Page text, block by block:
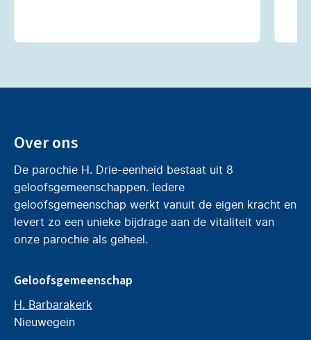
Over ons
De parochie H. Drie-eenheid bestaat uit 8
geloofsgemeenschappen. Iedere
geloofsgemeenschap werkt vanuit de eigen kracht en
levert zo een unieke bijdrage aan de vitaliteit van
onze parochie als geheel.
Geloofsgemeenschap
H. Barbarakerk
Nieuwegein